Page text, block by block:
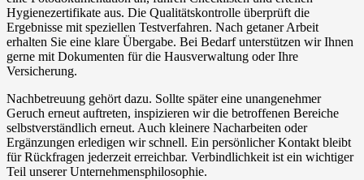
Hygienezertifikate aus. Die Qualitätskontrolle überprüft die
Ergebnisse mit speziellen Testverfahren. Nach getaner Arbeit
erhalten Sie eine klare Übergabe. Bei Bedarf unterstützen wir Ihnen
gerne mit Dokumenten für die Hausverwaltung oder Ihre
Versicherung.
Nachbetreuung gehört dazu. Sollte später eine unangenehmer
Geruch erneut auftreten, inspizieren wir die betroffenen Bereiche
selbstverständlich erneut. Auch kleinere Nacharbeiten oder
Ergänzungen erledigen wir schnell. Ein persönlicher Kontakt bleibt
für Rückfragen jederzeit erreichbar. Verbindlichkeit ist ein wichtiger
Teil unserer Unternehmensphilosophie.